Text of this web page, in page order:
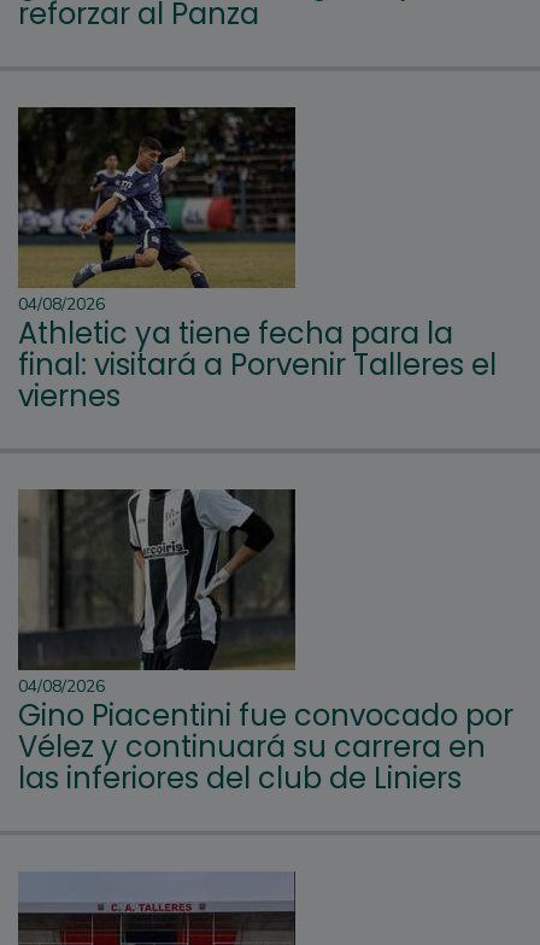
reforzar al Panza
04/08/2026
Athletic ya tiene fecha para la
final: visitará a Porvenir Talleres el
viernes
04/08/2026
Gino Piacentini fue convocado por
Vélez y continuará su carrera en
las inferiores del club de Liniers